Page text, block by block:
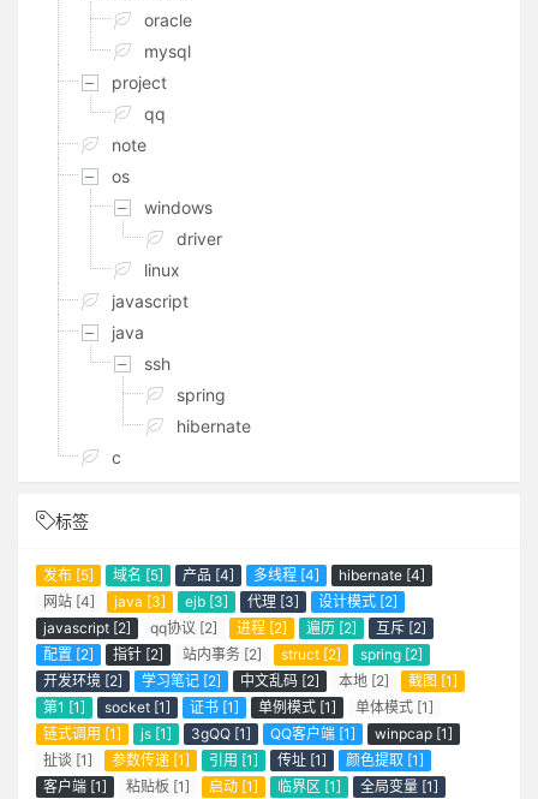
oracle
mysql
project
qq
note
os
windows
driver
linux
javascript
java
ssh
spring
hibernate
c
标签
发布 [5] 域名 [5] 产品 [4] 多线程 [4]
hibernate [4]
网站 [4]
java [3] ejb [3] 代理 [3]
设计模式 [2]
javascript [2]
qq协议 [2] 进程 [2] 遍历 [2]
互斥 [2]
配置 [2]
指针 [2] 站内事务 [2] struct [2]
spring [2]
开发环境 [2]
学习笔记 [2] 中文乱码 [2] 本地 [2]
截图 [1]
第1 [1]
socket [1] 证书 [1] 单例模式 [1]
单体模式 [1]
链式调用 [1]
js [1] 3gQQ [1] QQ客户端 [1]
winpcap [1]
扯谈 [1]
参数传递 [1] 引用 [1] 传址 [1]
颜色提取 [1]
客户端 [1]
粘贴板 [1] 启动 [1] 临界区 [1] 全局变量 [1]